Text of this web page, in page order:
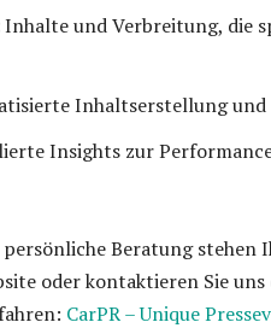
Inhalte und Verbreitung, die
Inhaltserstellung und
Insights zur
Beratung stehen
oder kontaktieren Sie
CarPR – Unique